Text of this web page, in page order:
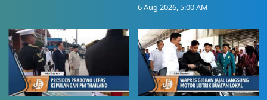
6 Aug 2026, 5:00 AM